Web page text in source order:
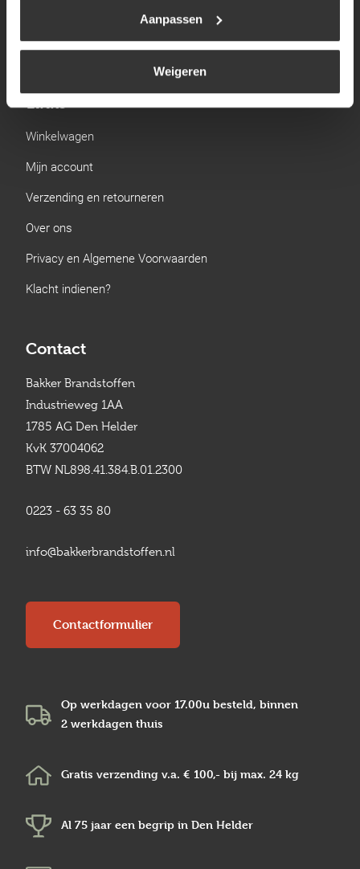
Aanpassen
Weigeren
Gastechniek
Links
Winkelwagen
Mijn account
Verzending en retourneren
Over ons
Privacy en Algemene Voorwaarden
Klacht indienen?
Contact
Bakker Brandstoffen
Industrieweg 1AA
1785 AG Den Helder
KvK 37004062
BTW NL898.41.384.B.01.2300
0223 - 63 35 80
info@bakkerbrandstoffen.nl
Contactformulier
Op werkdagen voor 17.00u besteld, binnen
2 werkdagen thuis
Gratis verzending v.a. € 100,- bij max. 24 kg
Al 75 jaar een begrip in Den Helder